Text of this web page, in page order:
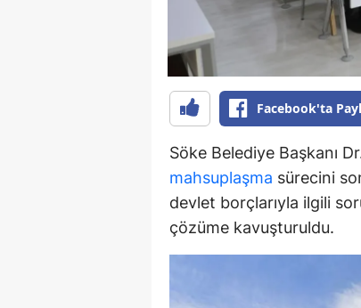
Facebook'ta
Söke Belediye Başkanı
mahsuplaşma sürecini
devlet borçlarıyla ilgili
çözüme kavuşturuldu.